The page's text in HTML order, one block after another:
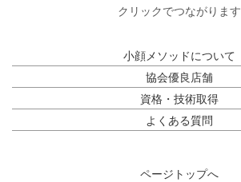
クリックでつながります
小顔メソッドについて
協会優良店舗
資格・技術取得
よくある質問
ページトップへ